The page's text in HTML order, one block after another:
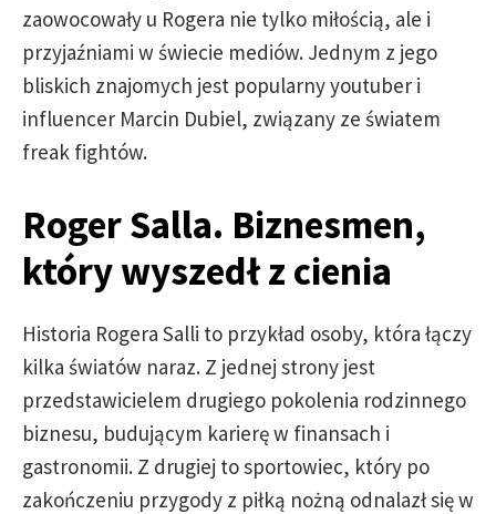
zaowocowały u Rogera nie tylko miłością, ale i
przyjaźniami w świecie mediów. Jednym z jego
bliskich znajomych jest popularny youtuber i
influencer Marcin Dubiel, związany ze światem
freak fightów.
Roger Salla. Biznesmen,
który wyszedł z cienia
Historia Rogera Salli to przykład osoby, która łączy
kilka światów naraz. Z jednej strony jest
przedstawicielem drugiego pokolenia rodzinnego
biznesu, budującym karierę w finansach i
gastronomii. Z drugiej to sportowiec, który po
zakończeniu przygody z piłką nożną odnalazł się w